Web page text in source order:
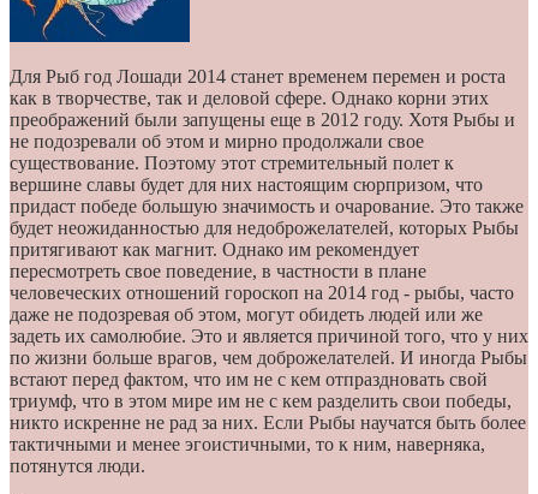
Для Рыб год Лошади 2014 станет временем перемен и роста
как в творчестве, так и деловой сфере. Однако корни этих
преображений были запущены еще в 2012 году. Хотя Рыбы и
не подозревали об этом и мирно продолжали свое
существование. Поэтому этот стремительный полет к
вершине славы будет для них настоящим сюрпризом, что
придаст победе большую значимость и очарование. Это также
будет неожиданностью для недоброжелателей, которых Рыбы
притягивают как магнит. Однако им рекомендует
пересмотреть свое поведение, в частности в плане
человеческих отношений гороскоп на 2014 год - рыбы, часто
даже не подозревая об этом, могут обидеть людей или же
задеть их самолюбие. Это и является причиной того, что у них
по жизни больше врагов, чем доброжелателей. И иногда Рыбы
встают перед фактом, что им не с кем отпраздновать свой
триумф, что в этом мире им не с кем разделить свои победы,
никто искренне не рад за них. Если Рыбы научатся быть более
тактичными и менее эгоистичными, то к ним, наверняка,
потянутся люди.